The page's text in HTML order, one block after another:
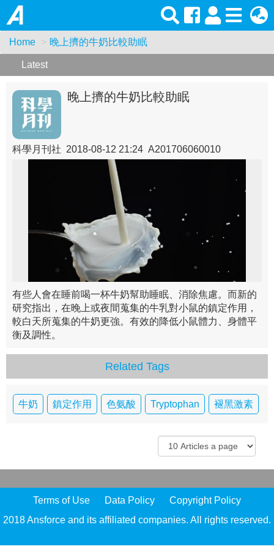
Home 晚上擠的牛奶比較助眠
Latest
晚上擠的牛奶比較助眠
科學月刊社 2018-08-12 21:24 A201706060010
有些人會在睡前喝一杯牛奶幫助睡眠、消除焦慮。而新的
研究指出，在晚上或夜間蒐集的牛乳對小鼠的鎮定作用，
較白天所蒐集的牛奶更強。有效的降低小鼠體力、身體平
衡及調性。
Related Tags
牛奶 鎮定作用 色氨酸 Tryptophan 褪黑激素
Terms of Use Data Policy
Copyright Policy
2018 Ansforce and its affiliated companies. All rights reserved.